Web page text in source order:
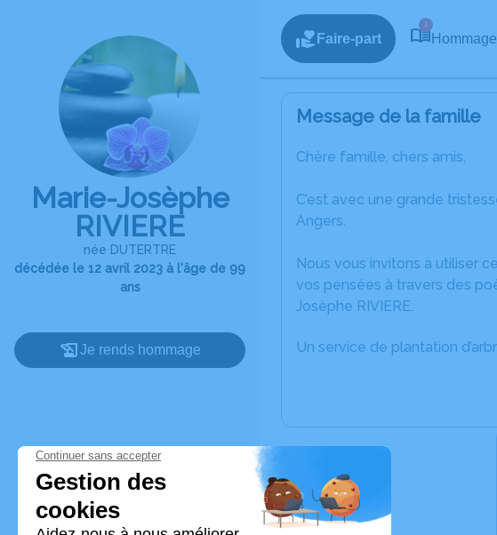
Marie-Josèphe
RIVIERE
née DUTERTRE
décédée le 12 avril 2023 à l'âge de 99
ans
Je rends hommage
Faire-part
1
Message de la famille
Chère famille, chers amis,
C’est avec une grande
Angers.
Nous vous invitons à utiliser
vos pensées à travers des
Josèphe RIVIERE.
Un service de plantation